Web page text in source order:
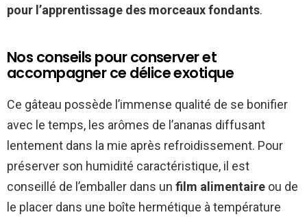
pour l’apprentissage des morceaux fondants.
Nos conseils pour conserver et
accompagner ce délice exotique
Ce gâteau possède l’immense qualité de se bonifier
avec le temps, les arômes de l’ananas diffusant
lentement dans la mie après refroidissement. Pour
préserver son humidité caractéristique, il est
conseillé de l’emballer dans un film alimentaire ou de
le placer dans une boîte hermétique à température